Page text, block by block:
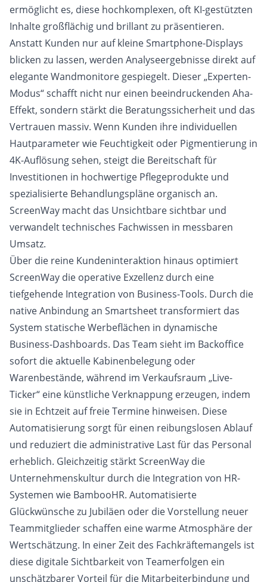
ermöglicht es, diese hochkomplexen, oft KI-gestützten
Inhalte großflächig und brillant zu präsentieren.
Anstatt Kunden nur auf kleine Smartphone-Displays
blicken zu lassen, werden Analyseergebnisse direkt auf
elegante Wandmonitore gespiegelt. Dieser „Experten-
Modus“ schafft nicht nur einen beeindruckenden Aha-
Effekt, sondern stärkt die Beratungssicherheit und das
Vertrauen massiv. Wenn Kunden ihre individuellen
Hautparameter wie Feuchtigkeit oder Pigmentierung in
4K-Auflösung sehen, steigt die Bereitschaft für
Investitionen in hochwertige Pflegeprodukte und
spezialisierte Behandlungspläne organisch an.
ScreenWay macht das Unsichtbare sichtbar und
verwandelt technisches Fachwissen in messbaren
Umsatz.
Über die reine Kundeninteraktion hinaus optimiert
ScreenWay die operative Exzellenz durch eine
tiefgehende Integration von Business-Tools. Durch die
native Anbindung an Smartsheet transformiert das
System statische Werbeflächen in dynamische
Business-Dashboards. Das Team sieht im Backoffice
sofort die aktuelle Kabinenbelegung oder
Warenbestände, während im Verkaufsraum „Live-
Ticker“ eine künstliche Verknappung erzeugen, indem
sie in Echtzeit auf freie Termine hinweisen. Diese
Automatisierung sorgt für einen reibungslosen Ablauf
und reduziert die administrative Last für das Personal
erheblich. Gleichzeitig stärkt ScreenWay die
Unternehmenskultur durch die Integration von HR-
Systemen wie BambooHR. Automatisierte
Glückwünsche zu Jubiläen oder die Vorstellung neuer
Teammitglieder schaffen eine warme Atmosphäre der
Wertschätzung. In einer Zeit des Fachkräftemangels ist
diese digitale Sichtbarkeit von Teamerfolgen ein
unschätzbarer Vorteil für die Mitarbeiterbindung und